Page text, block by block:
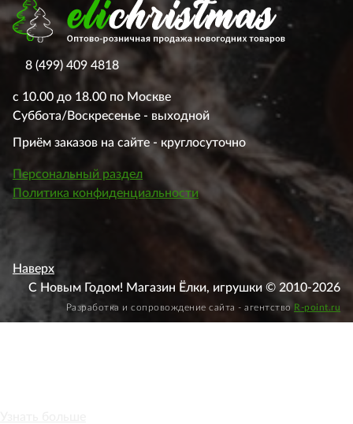
8 (499) 409 4818
с 10.00 до 18.00 по Москве
Суббота/Воскресенье - выходной
Приём заказов на сайте - круглосуточно
Персональный раздел
Политика конфиденциальности
Наверх
С Новым Годом! Магазин Ёлки, игрушки © 2010-2026
Разработка и сопровождение сайта - агентство R-point.ru